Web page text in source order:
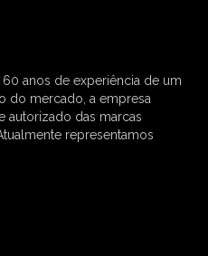
anos de experiência de um
do mercado, a empresa
autorizado das marcas
representamos